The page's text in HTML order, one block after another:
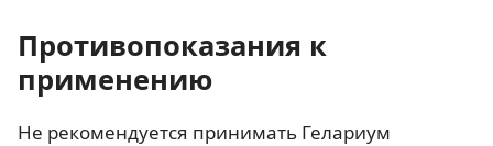
Противопоказания к
применению
Не рекомендуется принимать Гелариум